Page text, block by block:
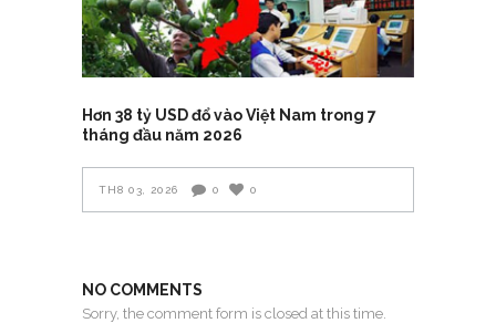
Hơn 38 tỷ USD đổ vào Việt Nam trong 7
tháng đầu năm 2026
TH8 03, 2026 0 0
NO COMMENTS
Sorry, the comment form is closed at this time.